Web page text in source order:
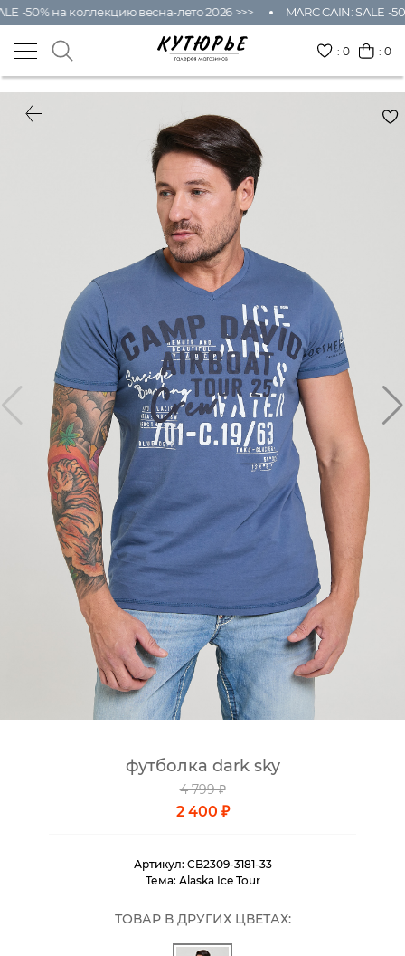
-50% на коллекцию весна-лето 2026 >>> MARC CAIN: SALE -
:0 : 0
футболка dark sky
4 799 ₽
2 400 ₽
Артикул: CB2309-3181-33
Тема: Alaska Ice Tour
ТОВАР В ДРУГИХ ЦВЕТАХ: